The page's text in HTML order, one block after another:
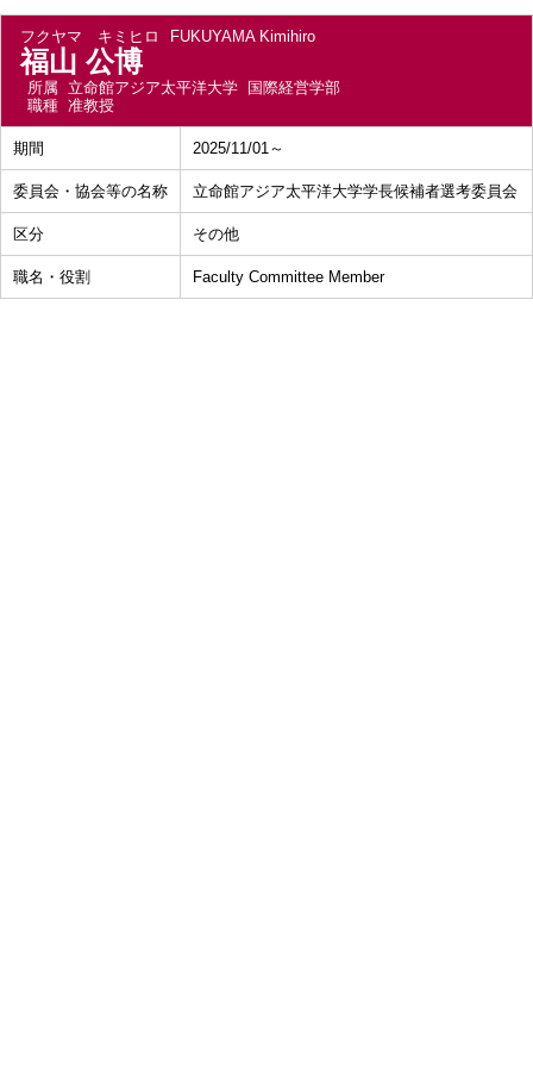
フクヤマ キミヒロ FUKUYAMA Kimihiro
福山 公博
所属 立命館アジア太平洋大学 国際経営学部
職種 准教授
期間 2025/11/01～
委員会・協会等の名称 立命館アジア太平洋大学学長候補者選考委員会
区分 その他
職名・役割 Faculty Committee Member